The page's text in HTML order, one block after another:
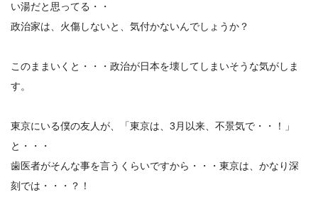
い湯だと思ってる・・
政治家は、火傷しないと、気付かないんでしょうか？
このままいくと・・・政治が日本を壊してしまいそうな気がしま
す。
東京にいる僕の友人が、「東京は、3月以来、不景気で・・！」
と・・・
歯医者がそんな事を言うくらいですから・・・東京は、かなり深
刻では・・・？！